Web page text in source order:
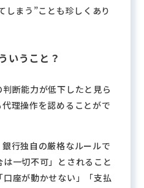
しまう”ことも珍しくあり
いうこと？
断能力が低下したと見ら
理操作を認めることがで
行独自の厳格なルールで
は一切不可」とされること
座が動かせない」「支払